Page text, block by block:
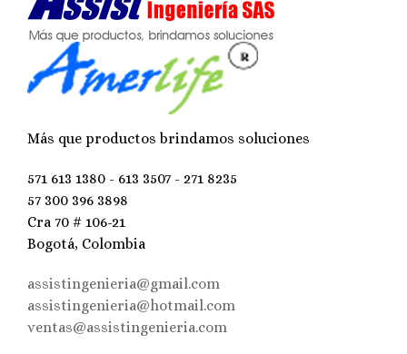
Más que productos brindamos soluciones
571 613 1380 - 613 3507 - 271 8235
57 300 396 3898
Cra 70 # 106-21
Bogotá, Colombia
assistingenieria@gmail.com
assistingenieria@hotmail.com
ventas@assistingenieria.com